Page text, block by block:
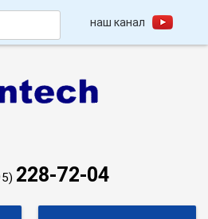
наш канал
228-72-04